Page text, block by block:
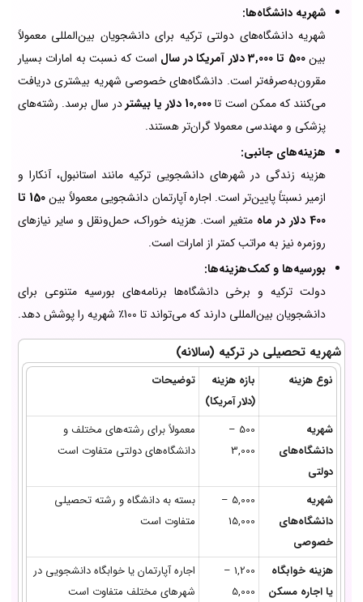
شهریه دانشگاه‌ها:
شهریه دانشگاه‌های دولتی ترکیه برای دانشجویان بین‌المللی معمولاً
بین500 تا 3,000 دلار آمریکا در سال
است که نسبت به امارات بسیار
مقرون‌به‌صرفه‌تر است. دانشگاه‌های خصوصی شهریه بیشتری دریافت
می‌کنند که ممکن است تا10,000 دلار یا بیشتر
در سال برسد. رشته‌های
پزشکی و مهندسی معمولا گران‌تر هستند.
هزینه‌های جانبی:
هزینه زندگی در شهرهای دانشجویی ترکیه مانند استانبول، آنکارا و
ازمیر نسبتاً پایین‌تر است. اجاره آپارتمان دانشجویی معمولاً بین
150 تا
400 دلار در ماه
متغیر است. هزینه خوراک، حمل‌ونقل و سایر نیازهای
روزمره نیز به مراتب کمتر از امارات است.
بورسیه‌ها و کمک‌هزینه‌ها:
دولت ترکیه و برخی دانشگاه‌ها برنامه‌های بورسیه متنوعی برای
دانشجویان بین‌المللی دارند که می‌تواند تا 100٪ شهریه را پوشش دهد.
شهریه تحصیلی در ترکیه (سالانه)
نوع هزینه
بازه هزینه
(دلار آمریکا)
توضیحات
شهریه
دانشگاه‌های
دولتی
500 –
3,000
معمولاً برای رشته‌های مختلف و
دانشگاه‌های دولتی متفاوت است
شهریه
دانشگاه‌های
خصوصی
5,000 –
15,000
بسته به دانشگاه و رشته تحصیلی
متفاوت است
هزینه خوابگاه
یا اجاره مسکن
1,200 –
5,000
اجاره آپارتمان یا خوابگاه دانشجویی در
شهرهای مختلف متفاوت است